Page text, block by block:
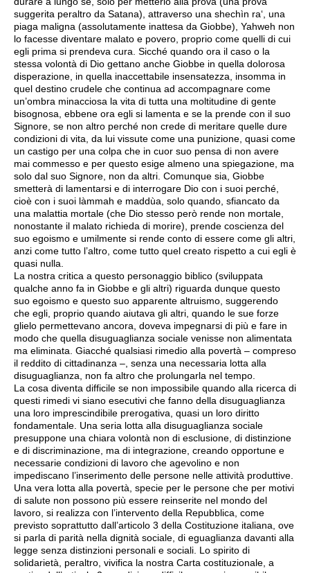
suggerita peraltro da Satana), attraverso una shechìn ra‘, una
piaga maligna (assolutamente inattesa da Giobbe), Yahweh non
lo facesse diventare malato e povero, proprio come quelli di cui
egli prima si prendeva cura. Sicché quando ora il caso o la
stessa volontà di Dio gettano anche Giobbe in quella dolorosa
disperazione, in quella inaccettabile insensatezza, insomma in
quel destino crudele che continua ad accompagnare come
un’ombra minacciosa la vita di tutta una moltitudine di gente
bisognosa, ebbene ora egli si lamenta e se la prende con il suo
Signore, se non altro perché non crede di meritare quelle dure
condizioni di vita, da lui vissute come una punizione, quasi come
un castigo per una colpa che in cuor suo pensa di non avere
mai commesso e per questo esige almeno una spiegazione, ma
solo dal suo Signore, non da altri. Comunque sia, Giobbe
smetterà di lamentarsi e di interrogare Dio con i suoi perché,
cioè con i suoi làmmah e maddùa, solo quando, sfiancato da
una malattia mortale (che Dio stesso però rende non mortale,
nonostante il malato richieda di morire), prende coscienza del
suo egoismo e umilmente si rende conto di essere come gli altri,
anzi come tutto l’altro, come tutto quel creato rispetto a cui egli è
quasi nulla.
La nostra critica a questo personaggio biblico (sviluppata
qualche anno fa in Giobbe e gli altri) riguarda dunque questo
suo egoismo e questo suo apparente altruismo, suggerendo
che egli, proprio quando aiutava gli altri, quando le sue forze
glielo permettevano ancora, doveva impegnarsi di più e fare in
modo che quella disuguaglianza sociale venisse non alimentata
ma eliminata. Giacché qualsiasi rimedio alla povertà – compreso
il reddito di cittadinanza –, senza una necessaria lotta alla
disuguaglianza, non fa altro che prolungarla nel tempo.
La cosa diventa difficile se non impossibile quando alla ricerca di
questi rimedi vi siano esecutivi che fanno della disuguaglianza
una loro imprescindibile prerogativa, quasi un loro diritto
fondamentale. Una seria lotta alla disuguaglianza sociale
presuppone una chiara volontà non di esclusione, di distinzione
e di discriminazione, ma di integrazione, creando opportune e
necessarie condizioni di lavoro che agevolino e non
impediscano l’inserimento delle persone nelle attività produttive.
Una vera lotta alla povertà, specie per le persone che per motivi
di salute non possono più essere reinserite nel mondo del
lavoro, si realizza con l’intervento della Repubblica, come
previsto soprattutto dall’articolo 3 della Costituzione italiana, ove
si parla di parità nella dignità sociale, di eguaglianza davanti alla
legge senza distinzioni personali e sociali. Lo spirito di
solidarietà, peraltro, vivifica la nostra Carta costituzionale, a